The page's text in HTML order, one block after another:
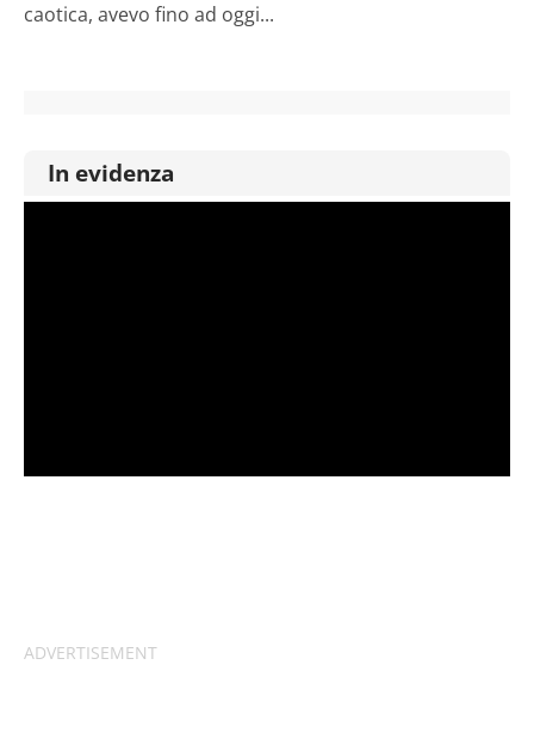
caotica, avevo fino ad oggi...
In evidenza